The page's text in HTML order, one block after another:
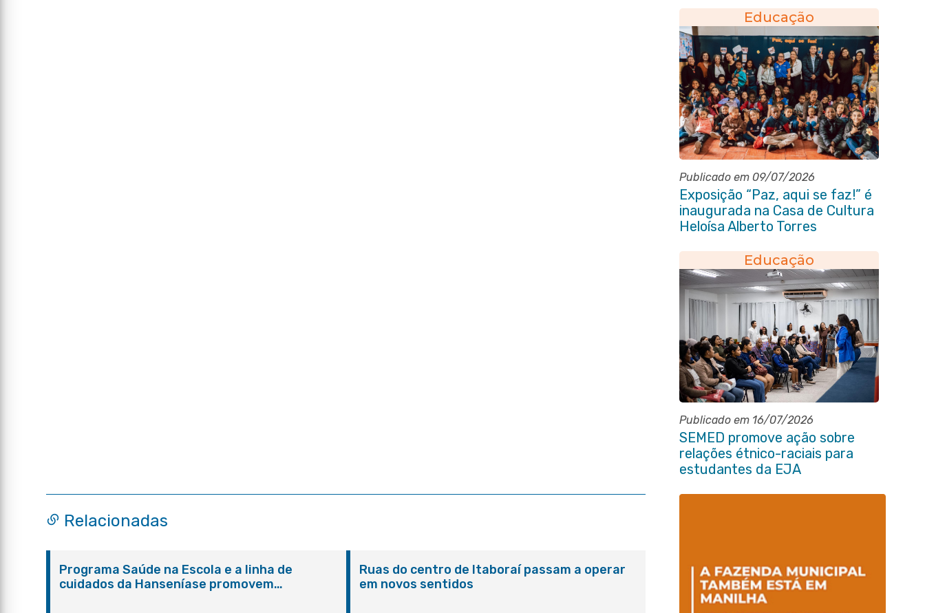
Educação
Publicado em 09/07/2026
Exposição “Paz, aqui se faz!” é
inaugurada na Casa de Cultura
Heloísa Alberto Torres
Educação
Publicado em 16/07/2026
SEMED promove ação sobre
relações étnico-raciais para
estudantes da EJA
Relacionadas
Programa Saúde na Escola e a linha de
cuidados da Hanseníase promovem
Ruas do centro de Itaboraí passam a operar
em novos sentidos